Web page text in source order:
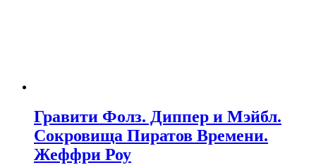
Гравити Фолз. Диппер и Мэйбл.
Сокровища Пиратов Времени.
Жеффри Роу